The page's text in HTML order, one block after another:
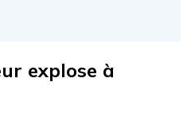
explose à